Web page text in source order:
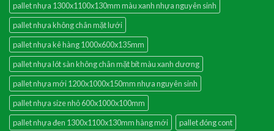
pallet nhựa 1300x1100x130mm màu xanh nhựa nguyên sinh
pallet nhựa không chân mặt lưới
pallet nhựa kê hàng 1000x600x135mm
pallet nhựa lót sàn không chân mặt bít màu xanh dương
pallet nhựa mới 1200x1000x150mm nhựa nguyên sinh
pallet nhựa size nhỏ 600x1000x100mm
pallet nhựa đen 1300x1100x130mm hàng mới
pallet đóng cont